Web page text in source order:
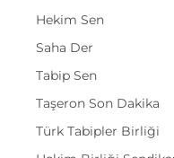
Hekim Sen
Saha Der
Tabip Sen
Taşeron Son Dakika
Türk Tabipler Birliği